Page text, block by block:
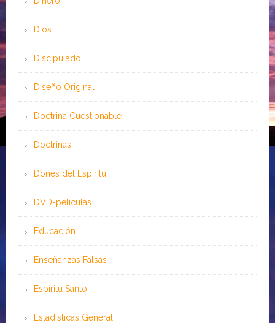
Dios
Discipulado
Diseño Original
Doctrina Cuestionable
Doctrinas
Dones del Espíritu
DVD-peliculas
Educación
Enseñanzas Falsas
Espíritu Santo
Estadísticas General